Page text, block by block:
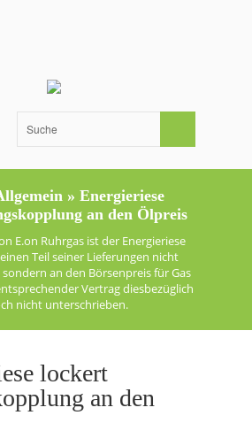
» Energieriese
an den Ölpreis
E.on Ruhrgas ist der Energieriese
Teil seiner Lieferungen nicht
an den Börsenpreis für Gas
Vertrag diesbezüglich
nicht unterschrieben.
lockert
an den